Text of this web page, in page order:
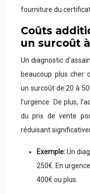
fourniture du
Coûts
un surcoût
Un diagnostic
beaucoup plus cher
un surcoût de 20 à
l’urgence. De plus,
du prix de vente
réduisant
Exemple:Un
250€. En
400€ ou plus.